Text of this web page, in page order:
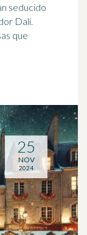
seducido
Dalí.
que
25
NOV
2024